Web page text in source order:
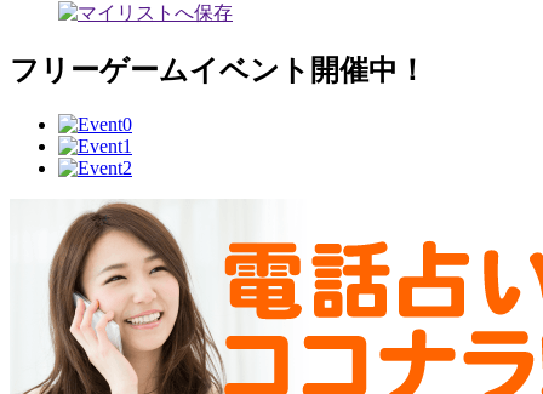
フリーゲームイベント開催中！